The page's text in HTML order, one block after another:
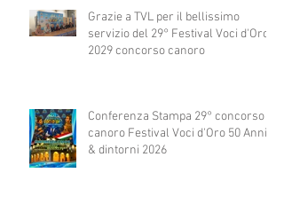
Grazie a TVL per il bellissimo
servizio del 29° Festival Voci d'Oro
2029 concorso canoro
Conferenza Stampa 29° concorso
canoro Festival Voci d'Oro 50 Anni
& dintorni 2026